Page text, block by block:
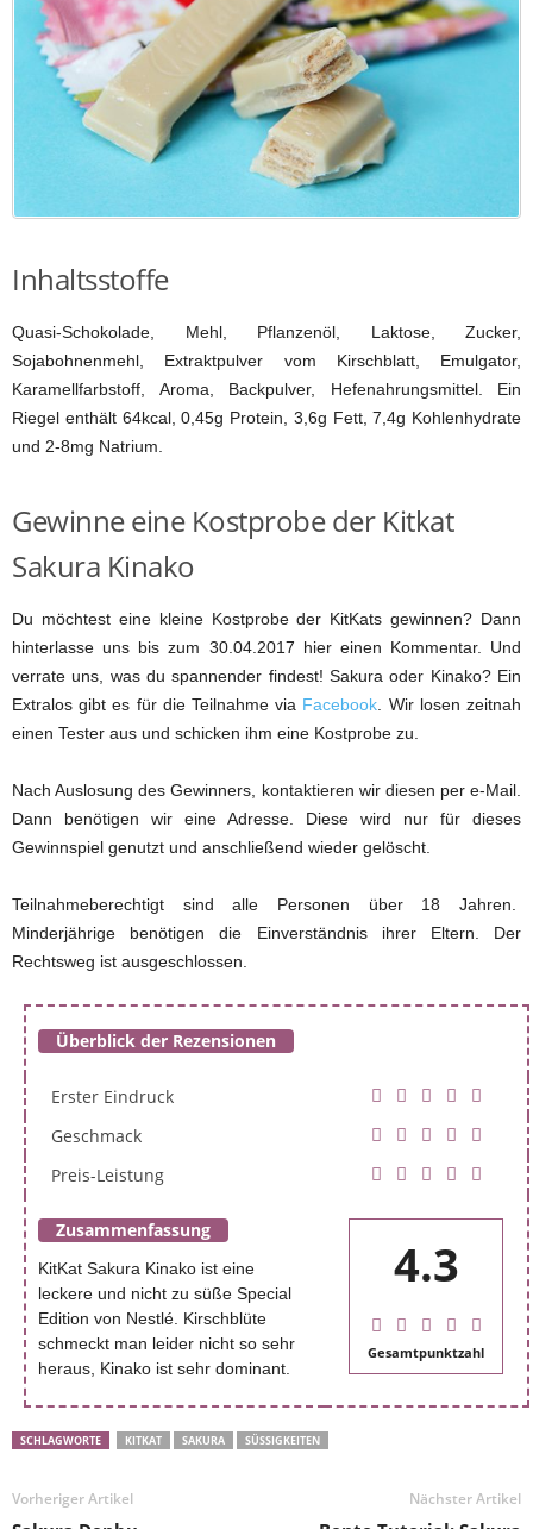
Inhaltsstoffe
Quasi-Schokolade, Mehl, Pflanzenöl, Laktose, Zucker,
Sojabohnenmehl, Extraktpulver vom Kirschblatt, Emulgator,
Karamellfarbstoff, Aroma, Backpulver, Hefenahrungsmittel. Ein
Riegel enthält 64kcal, 0,45g Protein, 3,6g Fett, 7,4g Kohlenhydrate
und 2-8mg Natrium.
Gewinne eine Kostprobe der Kitkat
Sakura Kinako
Du möchtest eine kleine Kostprobe der KitKats gewinnen? Dann
hinterlasse uns bis zum 30.04.2017 hier einen Kommentar. Und
verrate uns, was du spannender findest! Sakura oder Kinako? Ein
Extralos gibt es für die Teilnahme via Facebook . Wir losen zeitnah
einen Tester aus und schicken ihm eine Kostprobe zu.
Nach Auslosung des Gewinners, kontaktieren wir diesen per e-Mail.
Dann benötigen wir eine Adresse. Diese wird nur für dieses
Gewinnspiel genutzt und anschließend wieder gelöscht.
Teilnahmeberechtigt sind alle Personen über 18 Jahren.
Minderjährige benötigen die Einverständnis ihrer Eltern. Der
Rechtsweg ist ausgeschlossen.
Überblick der Rezensionen
Erster Eindruck
Geschmack
Preis-Leistung
Zusammenfassung
KitKat Sakura Kinako ist eine
leckere und nicht zu süße Special
Edition von Nestlé. Kirschblüte
schmeckt man leider nicht so sehr
heraus, Kinako ist sehr dominant.
4.3
Gesamtpunktzahl
SCHLAGWORTE KITKAT SAKURA SÜSSIGKEITEN
Vorheriger Artikel Nächster Artikel